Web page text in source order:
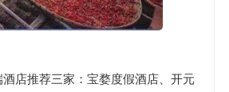
店推荐三家：宝婺度假酒店、开元